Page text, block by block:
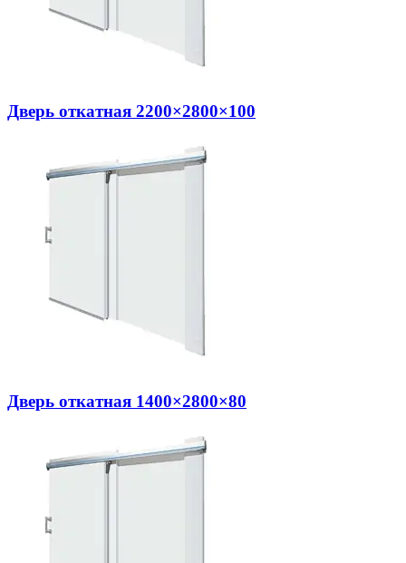
Дверь откатная 2200×2800×100
Дверь откатная 1400×2800×80